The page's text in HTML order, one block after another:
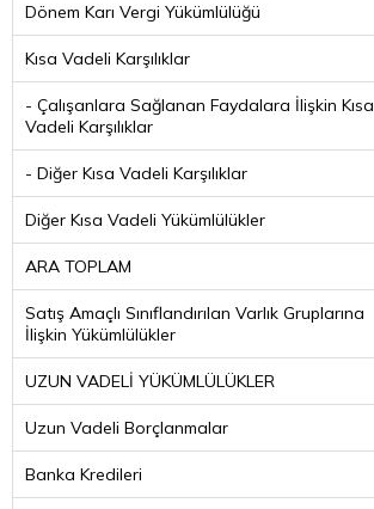
Dönem Karı Vergi Yükümlülüğü
Kısa Vadeli Karşılıklar
- Çalışanlara Sağlanan Faydalara İlişkin Kısa
Vadeli Karşılıklar
- Diğer Kısa Vadeli Karşılıklar
Diğer Kısa Vadeli Yükümlülükler
ARA TOPLAM
Satış Amaçlı Sınıflandırılan Varlık Gruplarına
İlişkin Yükümlülükler
UZUN VADELİ YÜKÜMLÜLÜKLER
Uzun Vadeli Borçlanmalar
Banka Kredileri